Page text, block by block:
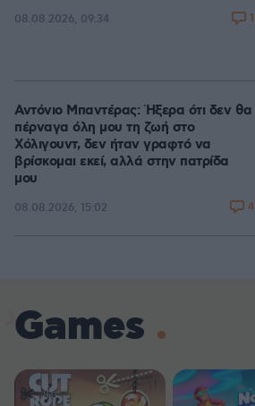
08.08.2026, 09:34 1
Αντόνιο Μπαντέρας: Ήξερα ότι δεν θα
πέρναγα όλη μου τη ζωή στο
Χόλιγουντ, δεν ήταν γραφτό να
βρίσκομαι εκεί, αλλά στην πατρίδα
μου
08.08.2026, 15:02 4
Games